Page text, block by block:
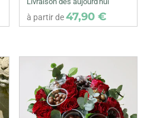
à partir de47,90 €